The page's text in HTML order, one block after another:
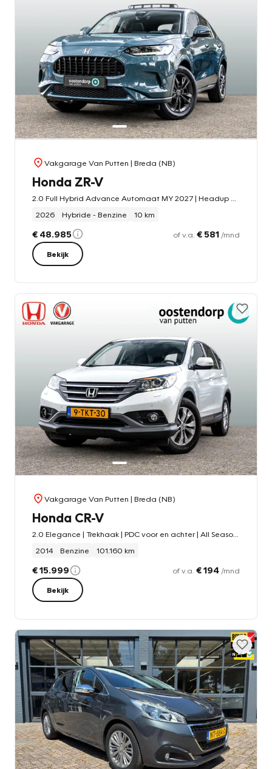
Vakgarage Van Putten | Breda (NB)
Honda ZR-V
2026
Hybride - Benzine 10 km
€ 48.985 of v.a. € 581 /mnd
Bekijk
Vakgarage Van Putten | Breda (NB)
Honda CR-V
2.0 Elegance | Trekhaak | PDC voor en achter | All Season banden | Climate control | Cruise control | Stoelverwarming | Camera
2014
Benzine 101.160 km
€ 15.999 of v.a. € 194 /mnd
Bekijk